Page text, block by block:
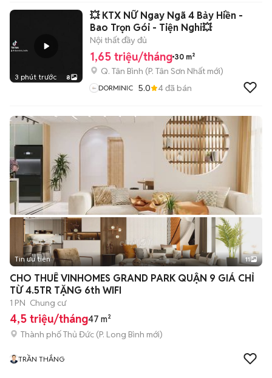
3 phút trước 8
💥 KTX NỮ Ngay Ngã 4 Bảy Hiền -
Bao Trọn Gói - Tiện Nghi💥
Nội thất đầy đủ
1,65 triệu/tháng 30 m²
Q. Tân Bình (P. Tân Sơn Nhất mới)
DORMINIC 5.0 4đã bán
+2
Tin ưu tiên 11
CHO THUÊ VINHOMES GRAND PARK QUẬN 9 GIÁ CHỈ
TỪ 4.5TR TẶNG 6th WIFI
1 PN Chung cư
4,5 triệu/tháng47 m²
Thành phố Thủ Đức (P. Long Bình mới)
TRẦN THẮNG